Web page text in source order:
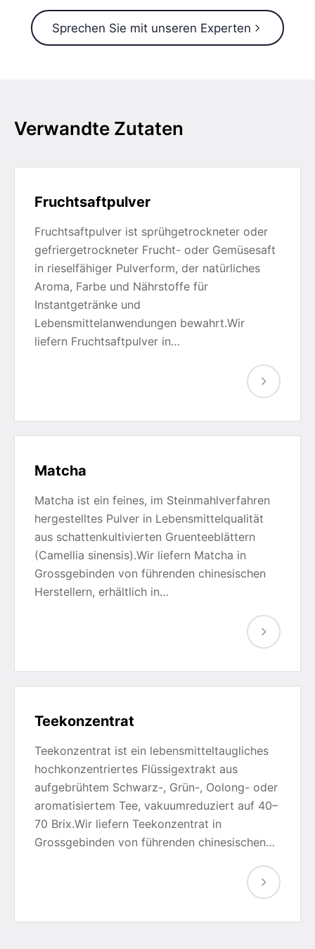
Sprechen Sie mit unseren Experten
Verwandte Zutaten
Fruchtsaftpulver
Fruchtsaftpulver ist sprühgetrockneter oder
gefriergetrockneter Frucht- oder Gemüsesaft
in rieselfähiger Pulverform, der natürliches
Aroma, Farbe und Nährstoffe für
Instantgetränke und
Lebensmittelanwendungen bewahrt.Wir
liefern Fruchtsaftpulver in…
Matcha
Matcha ist ein feines, im Steinmahlverfahren
hergestelltes Pulver in Lebensmittelqualität
aus schattenkultivierten Gruenteeblättern
(Camellia sinensis).Wir liefern Matcha in
Grossgebinden von führenden chinesischen
Herstellern, erhältlich in…
Teekonzentrat
Teekonzentrat ist ein lebensmitteltaugliches
hochkonzentriertes Flüssigextrakt aus
aufgebrühtem Schwarz-, Grün-, Oolong- oder
aromatisiertem Tee, vakuumreduziert auf 40–
70 Brix.Wir liefern Teekonzentrat in
Grossgebinden von führenden chinesischen…